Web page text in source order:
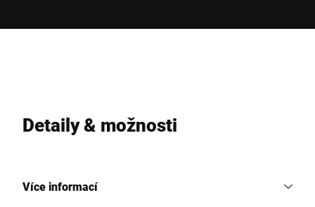
Detaily & možnosti
Více informací